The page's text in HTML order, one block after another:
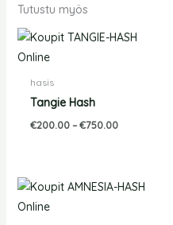
Tutustu myös
hasis
Tangie Hash
€200.00 – €750.00
Hintaluokka:
Hintaluokka: